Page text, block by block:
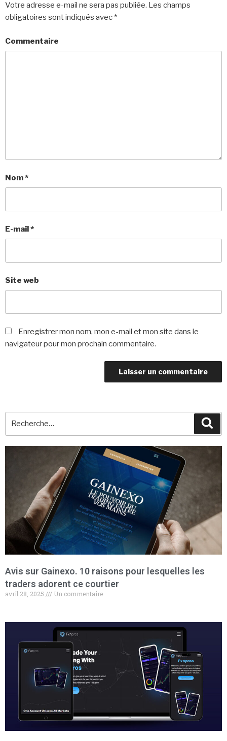
Votre adresse e-mail ne sera pas publiée. Les champs
obligatoires sont indiqués avec *
Commentaire
Nom*
E-mail*
Site web
Enregistrer mon nom, mon e-mail et mon site dans le
navigateur pour mon prochain commentaire.
Avis sur Gainexo. 10 raisons pour lesquelles les
traders adorent ce courtier
avril 28, 2025 Un commentaire